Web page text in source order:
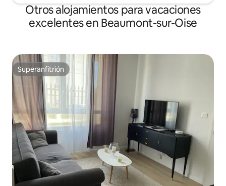
Otros alojamientos para vacaciones
excelentes en Beaumont-sur-Oise
Superanfitrión
Superanfitrión